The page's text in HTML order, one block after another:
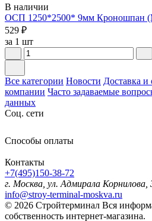
В наличии
ОСП 1250*2500* 9мм Кроношпан
529 ₽
за 1 шт
Все категории Новости Доставка и
компании Часто задаваемые
данных
Соц. сети
Способы оплаты
Контакты
+7(495)150-38-72
г. Москва, ул. Адмирала Корнилова,
info@stroy-terminal-moskva.ru
© 2026 Стройтерминал Вся
собственность интернет-магазина.